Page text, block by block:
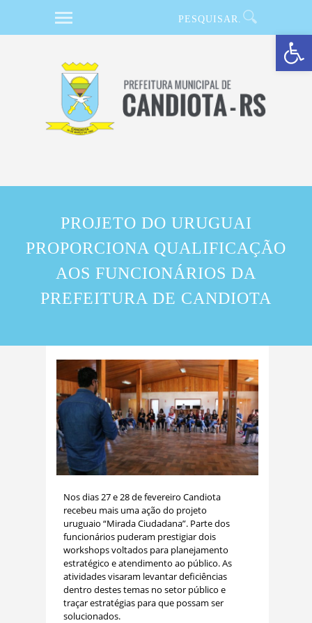
Barra de Ferramentas Aberta
PROJETO DO URUGUAI
PROPORCIONA QUALIFICAÇÃO
AOS FUNCIONÁRIOS DA
PREFEITURA DE CANDIOTA
Nos dias 27 e 28 de fevereiro Candiota
recebeu mais uma ação do projeto
uruguaio “Mirada Ciudadana”. Parte dos
funcionários puderam prestigiar dois
workshops voltados para planejamento
estratégico e atendimento ao público. As
atividades visaram levantar deficiências
dentro destes temas no setor público e
traçar estratégias para que possam ser
solucionados.